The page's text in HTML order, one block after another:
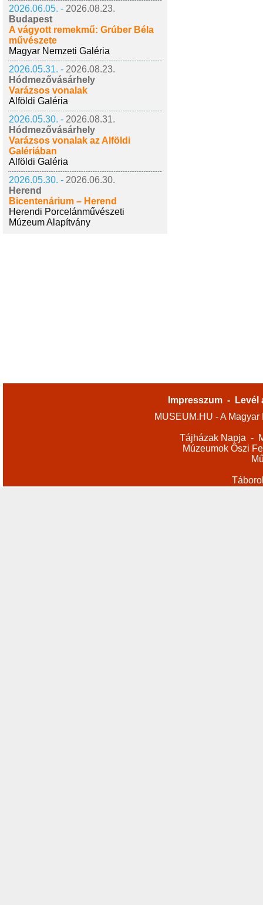
2026.06.05. - 2026.08.23.
Budapest
A vágyott remekmű: Grúber Béla
művészete
Magyar Nemzeti Galéria
2026.05.31. - 2026.08.23.
Hódmezővásárhely
Varázsos vonalak
Alföldi Galéria
2026.05.30. - 2026.08.31.
Hódmezővásárhely
Varázsos vonalak az Alföldi
Galériában
Alföldi Galéria
2026.05.30. - 2026.06.30.
Herend
Bicentenárium – Herend
Herendi Porcelánművészeti
Múzeum Alapítvány
Impresszum -
Levél
MUSEUM.HU - A
Tájházak Napja -
Múzeumok Őszi